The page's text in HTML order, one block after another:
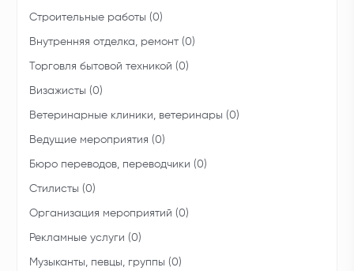
Строительные работы (0)
Внутренняя отделка, ремонт (0)
Торговля бытовой техникой (0)
Визажисты (0)
Ветеринарные клиники, ветеринары (0)
Ведущие мероприятия (0)
Бюро переводов, переводчики (0)
Стилисты (0)
Организация мероприятий (0)
Рекламные услуги (0)
Музыканты, певцы, группы (0)